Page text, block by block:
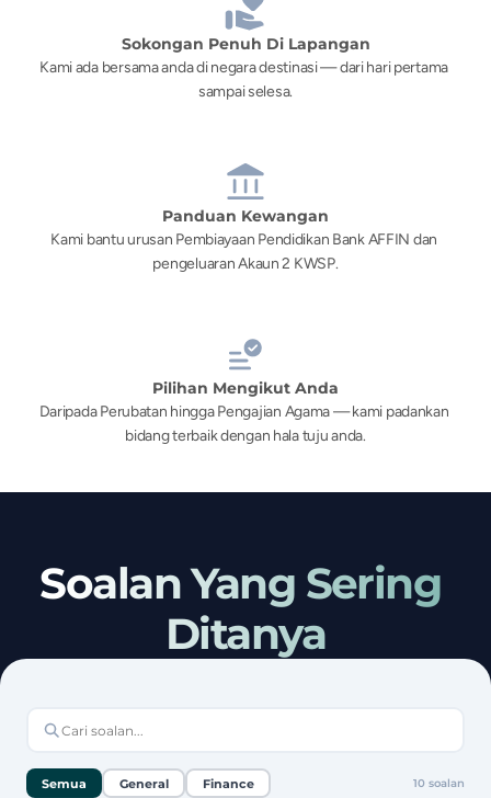
Sokongan Penuh Di Lapangan
Kami ada bersama anda di negara destinasi — dari hari pertama
sampai selesa.
Panduan Kewangan
Kami bantu urusan Pembiayaan Pendidikan Bank AFFIN dan
pengeluaran Akaun 2 KWSP.
Pilihan Mengikut Anda
Daripada Perubatan hingga Pengajian Agama — kami padankan
bidang terbaik dengan hala tuju anda.
Soalan Yang Sering
Ditanya
Semua General Finance 10 soalan